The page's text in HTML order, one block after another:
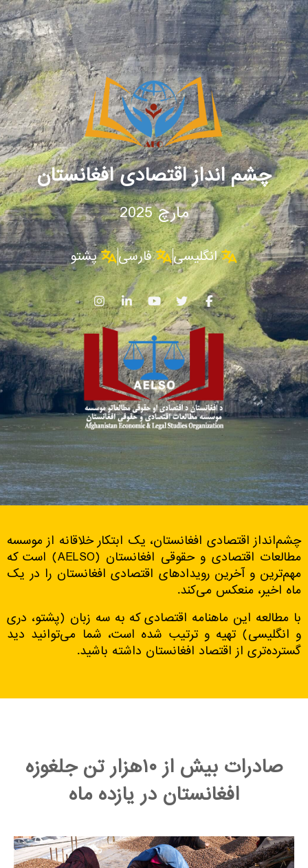
چشم انداز اقتصادی افغانستان
مارچ 2025
انگلیسی فارسی پشتو
چشم‌انداز اقتصادی افغانستان، یک ابتکار خلاقانه از موسسه
مطالعات اقتصادی و حقوقی افغانستان (AELSO) است که
مهم‌ترین و آخرین رویدادهای اقتصادی افغانستان را در یک
ماه اخیر، منعکس می‌کند.
با مطالعه این ماهنامه اقتصادی که به سه زبان (پشتو، دری
و انگلیسی) تهیه و ترتیب شده است، شما می‌توانید دید
گسترده‌تری از اقتصاد افغانستان داشته باشید.
صادرات بیش از ۱۰هزار تن جلغوزه
افغانستان در یازده ماه